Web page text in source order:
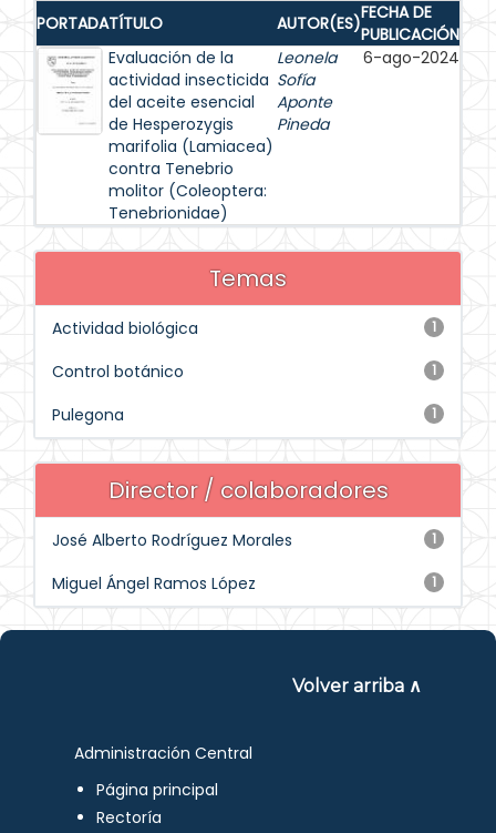
PORTADATÍTULO AUTOR(ES)FECHA DE
PUBLICACIÓN
Evaluación de la
actividad insecticida
del aceite esencial
de Hesperozygis
marifolia (Lamiacea)
contra Tenebrio
molitor (Coleoptera:
Tenebrionidae)
Leonela
Sofía
Aponte
Pineda
6-ago-2024
Temas
1
Actividad biológica
1
Control botánico
1
Pulegona
Director / colaboradores
1
José Alberto Rodríguez Morales
1
Miguel Ángel Ramos López
Volver arriba ∧
Administración Central
Página principal
Rectoría